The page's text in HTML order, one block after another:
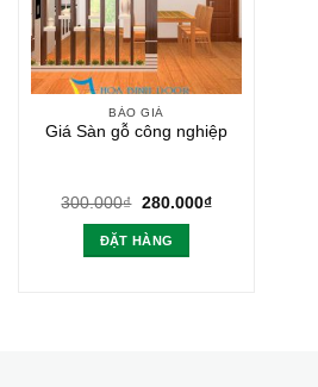
BÁO GIÁ
Giá Sàn gỗ công nghiệp
300.000₫ Giá
là:
300.000₫.
280.000₫Giá
ĐẶT HÀNG